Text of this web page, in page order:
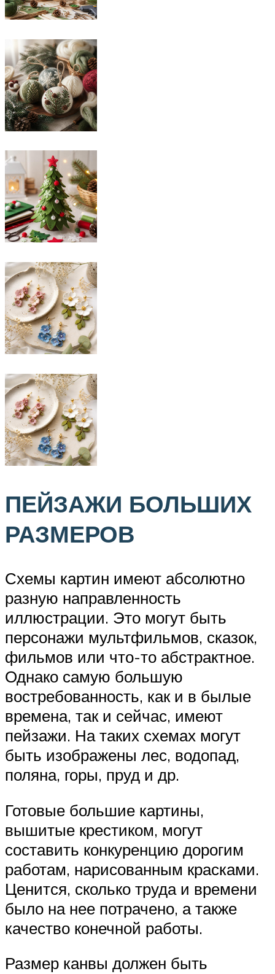
ПЕЙЗАЖИ БОЛЬШИХ
РАЗМЕРОВ
Схемы картин имеют абсолютно
разную направленность
иллюстрации. Это могут быть
персонажи мультфильмов, сказок,
фильмов или что-то абстрактное.
Однако самую большую
востребованность, как и в былые
времена, так и сейчас, имеют
пейзажи. На таких схемах могут
быть изображены лес, водопад,
поляна, горы, пруд и др.
Готовые большие картины,
вышитые крестиком, могут
составить конкуренцию дорогим
работам, нарисованным красками.
Ценится, сколько труда и времени
было на нее потрачено, а также
качество конечной работы.
Размер канвы должен быть